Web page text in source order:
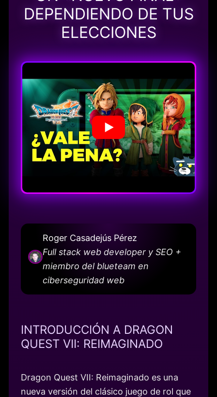
DEPENDIENDO DE TUS
ELECCIONES
Roger Casadejús Pérez
Full stack web developer y SEO +
miembro del blueteam en
ciberseguridad web
INTRODUCCIÓN A DRAGON
QUEST VII: REIMAGINADO
Dragon Quest VII: Reimaginado es una
nueva versión del clásico juego de rol que